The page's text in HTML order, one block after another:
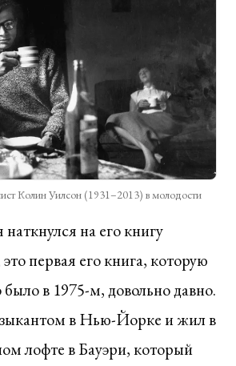
Колин Уилсон (1931–2013) в молодости
на его книгу
первая его книга, которую
было в 1975-м, довольно давно.
в Нью-Йорке и жил в
лофте в Бауэри, который